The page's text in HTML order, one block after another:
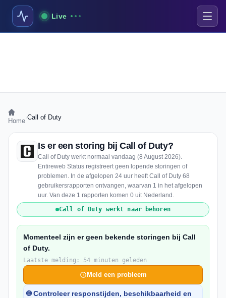
Live
Home Call of Duty
Is er een storing bij Call of Duty?
Call of Duty werkt normaal vandaag (8 August 2026).
Entireweb Status registreert geen lopende storingen of
problemen. In de afgelopen 24 uur heeft Call of Duty 68
gebruikersrapporten ontvangen, waarvan 1 in het afgelopen
uur. Van deze 1 rapporten komen 0 uit Nederland.
Call of Duty werkt naar behoren
Momenteel zijn er geen bekende storingen bij Call
of Duty.
Laatste melding: 54 minuten geleden
Meld een probleem
🌐 Controleer responstijden, beschikbaarheid en